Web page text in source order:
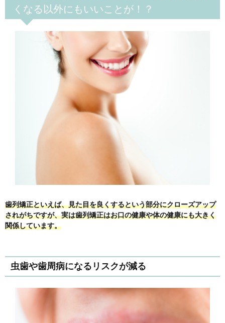
くなる以外にもいいことが！？
歯列矯正といえば、見た目を良くするという部分にクローズアップ
されがちですが、実は歯列矯正はお口の健康や体の健康にも大きく
関係しています。
虫歯や歯周病になるリスクが減る